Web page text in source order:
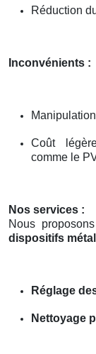
Réduction
Inconvénients :
Coût
comme le
Nos services :
Nous
dispositifs
Réglage
Nettoyage